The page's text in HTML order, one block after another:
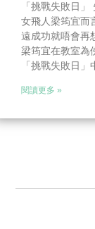
「挑戰失敗日
女飛人梁筠宜而
遠成功就唔會再
梁筠宜在教室為
「挑戰失敗日」
閱讀更多 »